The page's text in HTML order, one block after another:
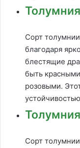
Сорт
благодаря
блестящие
быть
розовыми.
Сорт